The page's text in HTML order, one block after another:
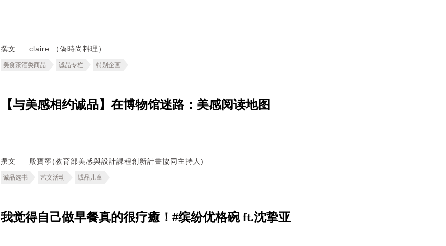
撰文 claire （偽時尚料理）
美食茶酒类商品 诚品专栏 特别企画
【与美感相约诚品】在博物馆迷路：美感阅读地图
撰文 殷寶寧(教育部美感與設計課程創新計畫協同主持人)
诚品选书 艺文活动 诚品儿童
我觉得自己做早餐真的很疗癒！#缤纷优格碗 ft.沈挚亚